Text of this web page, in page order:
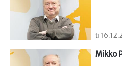
ti
Mikko